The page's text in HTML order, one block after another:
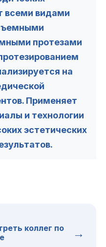
всеми видами
протезами
на
Применяет
и технологии
эстетических
коллег по
→